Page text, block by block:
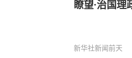
瞭望·治国
新华社新闻前天